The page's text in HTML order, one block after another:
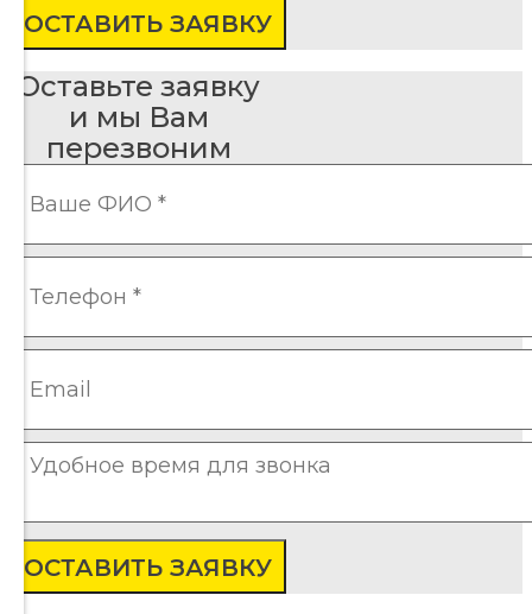
ОСТАВИТЬ ЗАЯВКУ
Оставьте заявку
и мы Вам
перезвоним
ОСТАВИТЬ ЗАЯВКУ